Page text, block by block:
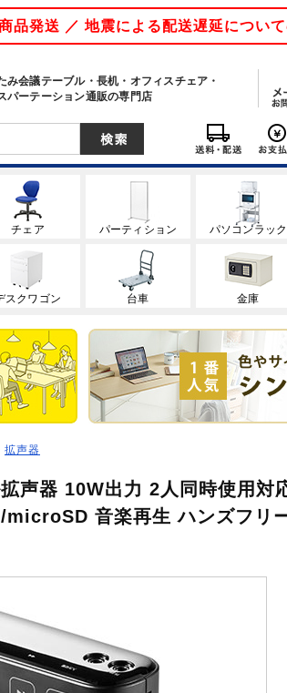
品発送 ／ 地震による配送遅延につい
み会議テーブル・長机・オフィスチェア・
パーテーション通販の専門店
チェア パーティション パソコンラック
スクワゴン 台車 金庫
拡声器
声器 10W出力 2人同時使用対
microSD 音楽再生 ハンズフリ